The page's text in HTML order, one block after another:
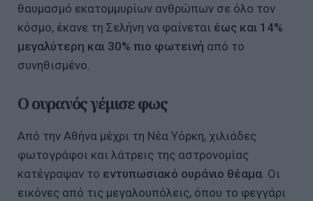
θαυμασμό εκατομμυρίων ανθρώπων σε όλο τον
κόσμο, έκανε τη Σελήνη να φαίνεται έως και 14%
μεγαλύτερη και 30% πιο φωτεινή από το
συνηθισμένο.
Ο ουρανός γέμισε φως
Από την Αθήνα μέχρι τη Νέα Υόρκη, χιλιάδες
φωτογράφοι και λάτρεις της αστρονομίας
κατέγραψαν το εντυπωσιακό ουράνιο θέαμα. Οι
εικόνες από τις μεγαλουπόλεις, όπου το φεγγάρι